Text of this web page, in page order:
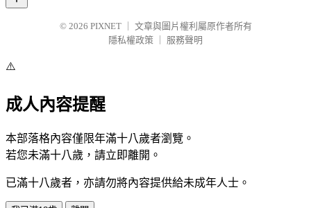
© 2026 PIXNET
文章與圖片權利屬原作者所有
隱私權政策
服務聲明
⚠️
成人內容提醒
本部落格內容僅限年滿十八歲者瀏覽。
若您未滿十八歲，請立即離開。
已滿十八歲者，亦請勿將內容提供給未成年人士。